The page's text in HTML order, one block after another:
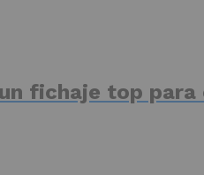
fichaje top para